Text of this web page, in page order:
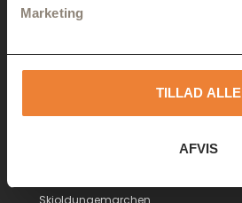
Marketing
TILLAD ALLE
AFVIS
Skjoldungemarchen